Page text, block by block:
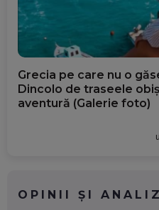
Grecia pe care nu o
Dincolo de traseele
aventură (Galerie foto)
OPINII ȘI